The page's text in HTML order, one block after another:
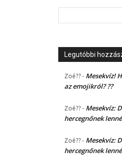
Legutóbbi
Zoé??- Mesekvíz!
az emojikról? ??
Zoé??- Mesekvíz:
hercegnőnek
Zoé??- Mesekvíz:
hercegnőnek